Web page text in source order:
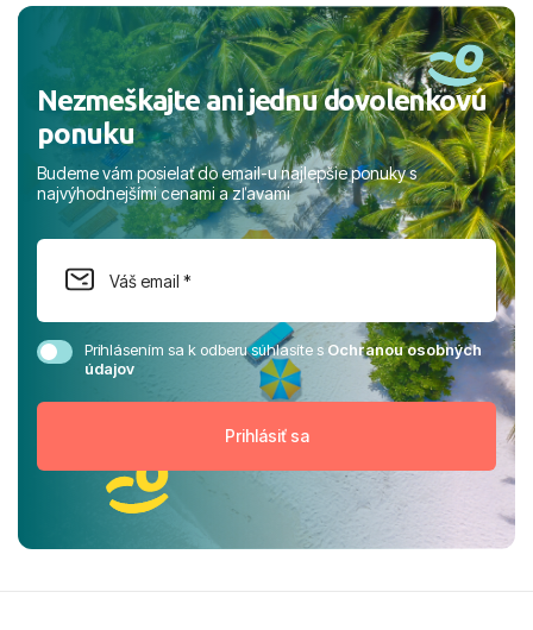
Nezmeškajte ani jednu dovolenkovú
ponuku
Budeme vám posielať do email-u najlepšie ponuky s
najvýhodnejšími cenami a zľavami
Prihlásením sa k odberu súhlasíte sOchranou osobných
údajov